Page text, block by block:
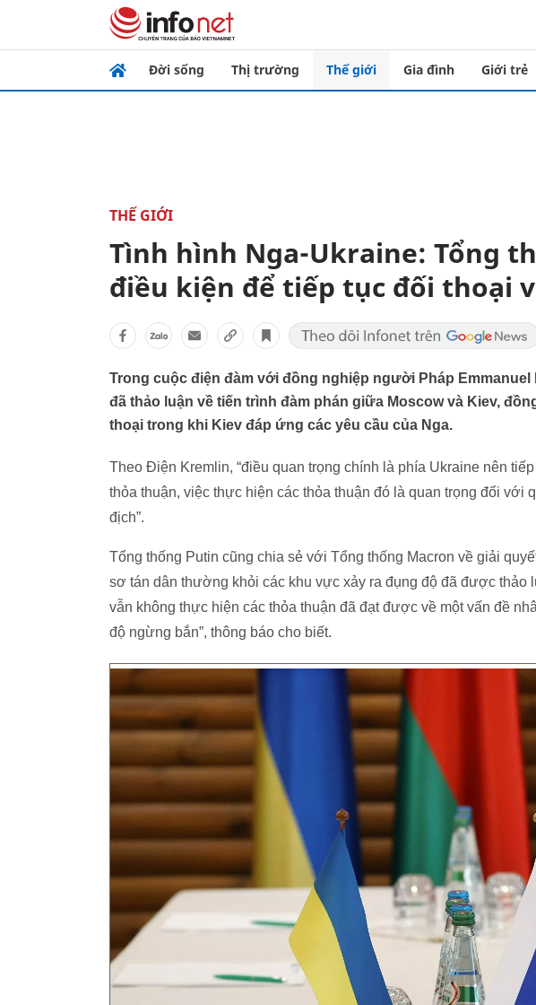
Đời sống Thị trường Thế giới Gia đình Giới trẻ
THẾ GIỚI
Tình hình Nga-Ukraine: Tổng
điều kiện để tiếp tục đối thoại
Trong cuộc điện đàm với đồng nghiệp người Pháp
đã thảo luận về tiến trình đàm phán giữa Moscow và Kiev,
thoại trong khi Kiev đáp ứng các yêu cầu của Nga.
Theo Điện Kremlin, “điều quan trọng chính là phía Ukraine nên
thỏa thuận, việc thực hiện các thỏa thuận đó là quan trọng đối với
địch”.
Tổng thống Putin cũng chia sẻ với Tổng thống Macron về giải
sơ tán dân thường khỏi các khu vực xảy ra đụng độ đã được thảo
vẫn không thực hiện các thỏa thuận đã đạt được về một vấn đề
độ ngừng bắn”, thông báo cho biết.